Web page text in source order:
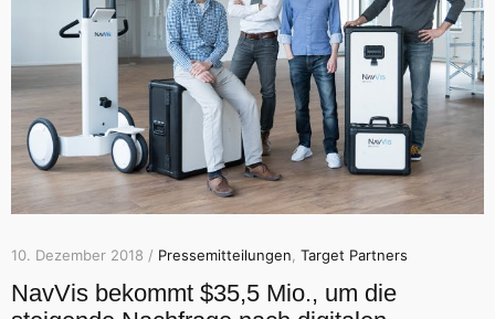
10. Dezember 2018 / Pressemitteilungen, Target Partners
NavVis bekommt $35,5 Mio., um die